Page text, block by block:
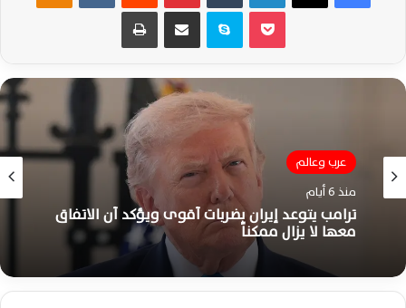
سكايب مشاركة عبر البريد طباعة
عرب وعالم
منذ 6 أيام
ترامب يتوعد إيران بضربات أقوى ويؤكد أن الاتفاق
معها لا يزال ممكناً
عرب وعالم
منذ أسبوع واحد
ضربات أمريكية سعودية بالعراق تودي بحياة ستة